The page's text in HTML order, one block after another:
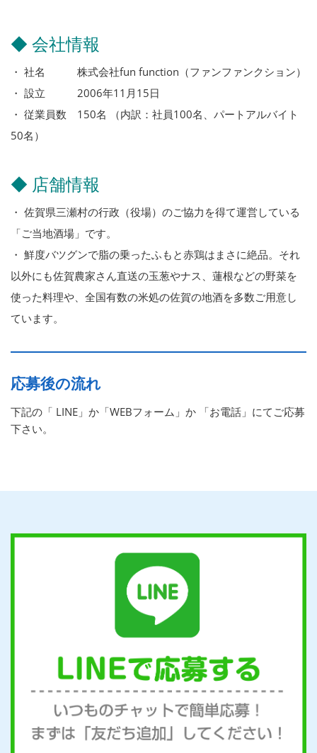
◆ 会社情報
・ 社名 株式会社fun function（ファンファンクション）
・ 設立 2006年11月15日
・ 従業員数 150名 （内訳：社員100名、パートアルバイト
50名）
◆ 店舗情報
・ 佐賀県三瀬村の行政（役場）のご協力を得て運営している
「ご当地酒場」です。
・ 鮮度バツグンで脂の乗ったふもと赤鶏はまさに絶品。それ
以外にも佐賀農家さん直送の玉葱やナス、蓮根などの野菜を
使った料理や、全国有数の米処の佐賀の地酒を多数ご用意し
ています。
応募後の流れ
下記の「 LINE」か「WEBフォーム」か 「お電話」にてご応募
下さい。